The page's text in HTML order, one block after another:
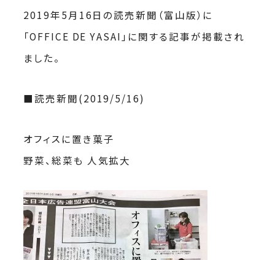
2019年5月16日の読売新聞（富山版）に
「OFFICE DE YASAI」に関する記事が掲載され
ました。
■読売新聞(2019/5/16)
オフィスに置き菓子
野菜、総菜も 人気拡大